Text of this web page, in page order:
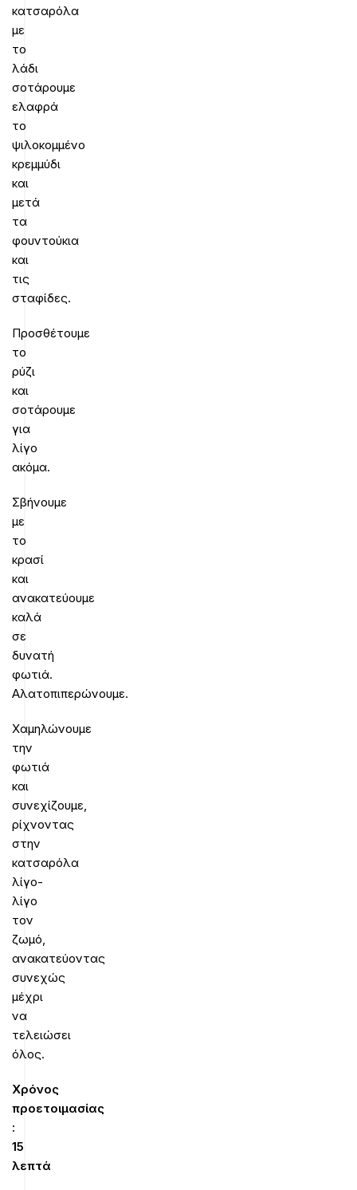
κατσαρόλα
με
το
λάδι
σοτάρουμε
ελαφρά
το
ψιλοκομμένο
κρεμμύδι
και
μετά
τα
φουντούκια
και
τις
σταφίδες.
Προσθέτουμε
το
ρύζι
και
σοτάρουμε
για
λίγο
ακόμα.
Σβήνουμε
με
το
κρασί
και
ανακατεύουμε
καλά
σε
δυνατή
φωτιά.
Αλατοπιπερώνουμε.
Χαμηλώνουμε
την
φωτιά
και
συνεχίζουμε,
ρίχνοντας
στην
κατσαρόλα
λίγο-
λίγο
τον
ζωμό,
ανακατεύοντας
συνεχώς
μέχρι
να
τελειώσει
όλος.
Χρόνος
προετοιμασίας
:
15
λεπτά